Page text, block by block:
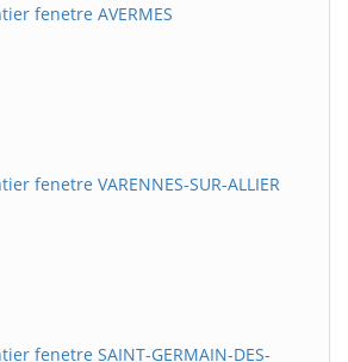
fenetre AVERMES
fenetre VARENNES-SUR-ALLIER
fenetre SAINT-GERMAIN-DES-